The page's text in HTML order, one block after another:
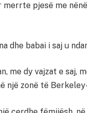
merrte pjesë me
dhe babai i saj u
me dy vajzat e saj,
një zonë të